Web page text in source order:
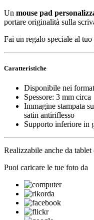
Un mouse pad
portare originalità sulla
Fai un regalo speciale al
Caratteristiche
Disponibile nei
Spessore: 3 mm circa
Immagine stampata
satin antiriflesso
Supporto inferiore in
Realizzabile anche da tablet
Puoi caricare le tue foto da